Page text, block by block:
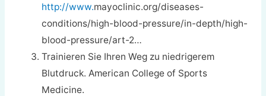
http://www.mayoclinic.org/diseases-
conditions/high-blood-pressure/in-depth/high-
blood-pressure/art-2…
Trainieren Sie Ihren Weg zu niedrigerem
Blutdruck. American College of Sports
Medicine.